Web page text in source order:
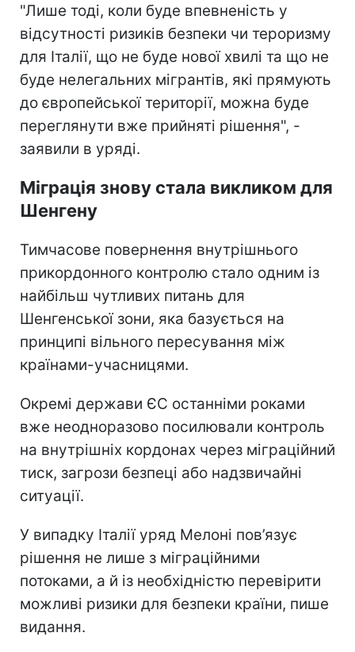
"Лише тоді, коли буде впевненість у
відсутності ризиків безпеки чи тероризму
для Італії, що не буде нової хвилі та що не
буде нелегальних мігрантів, які прямують
до європейської території, можна буде
переглянути вже прийняті рішення", -
заявили в уряді.
Міграція знову стала викликом для
Шенгену
Тимчасове повернення внутрішнього
прикордонного контролю стало одним із
найбільш чутливих питань для
Шенгенської зони, яка базується на
принципі вільного пересування між
країнами-учасницями.
Окремі держави ЄС останніми роками
вже неодноразово посилювали контроль
на внутрішніх кордонах через міграційний
тиск, загрози безпеці або надзвичайні
ситуації.
У випадку Італії уряд Мелоні пов’язує
рішення не лише з міграційними
потоками, а й із необхідністю перевірити
можливі ризики для безпеки країни, пише
видання.